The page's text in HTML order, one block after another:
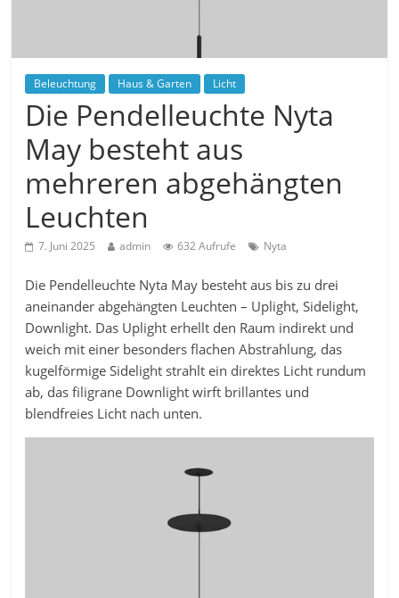
Beleuchtung Haus & Garten Licht
Die Pendelleuchte Nyta
May besteht aus
mehreren abgehängten
Leuchten
7. Juni 2025 admin 632 Aufrufe Nyta
Die Pendelleuchte Nyta May besteht aus bis zu drei
aneinander abgehängten Leuchten – Uplight, Sidelight,
Downlight. Das Uplight erhellt den Raum indirekt und
weich mit einer besonders flachen Abstrahlung, das
kugelförmige Sidelight strahlt ein direktes Licht rundum
ab, das filigrane Downlight wirft brillantes und
blendfreies Licht nach unten.